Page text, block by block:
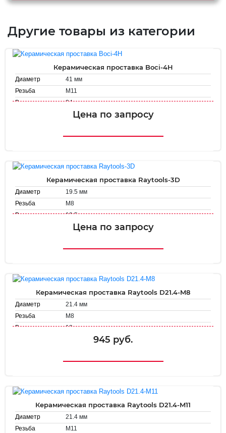
Другие товары из категории
Керамическая проставка Boci-4H
Диаметр
41 мм
Резьба
М11
Высота
34 мм
Цена по запросу
Керамическая проставка Raytools-3D
Диаметр
19.5 мм
Резьба
М8
Высота
12.5 мм
Цена по запросу
Керамическая проставка Raytools D21.4-M8
Диаметр
21.4 мм
Резьба
М8
Высота
13 мм
945 руб.
Керамическая проставка Raytools D21.4-M11
Диаметр
21.4 мм
Резьба
М11